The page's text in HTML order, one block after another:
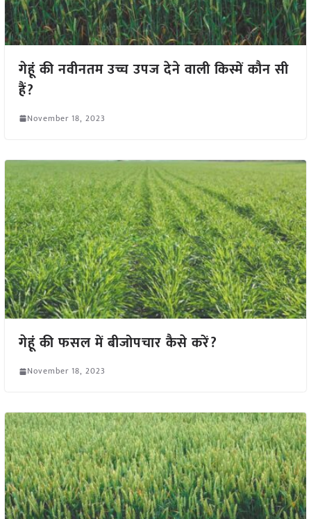
गेहूं की नवीनतम उच्च उपज देने वाली किस्में कौन सी
हैं?
November 18, 2023
गेहूं की फसल में बीजोपचार कैसे करें?
November 18, 2023